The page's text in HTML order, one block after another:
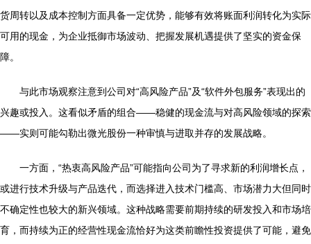
货周转以及成本控制方面具备一定优势，能够有效将账面利润转化为实际
可用的现金，为企业抵御市场波动、把握发展机遇提供了坚实的资金保
障。
与此市场观察注意到公司对“高风险产品”及“软件外包服务”表现出的
兴趣或投入。这看似矛盾的组合——稳健的现金流与对高风险领域的探索
——实则可能勾勒出微光股份一种审慎与进取并存的发展战略。
一方面，“热衷高风险产品”可能指向公司为了寻求新的利润增长点，
或进行技术升级与产品迭代，而选择进入技术门槛高、市场潜力大但同时
不确定性也较大的新兴领域。这种战略需要前期持续的研发投入和市场培
育，而持续为正的经营性现金流恰好为这类前瞻性投资提供了可能，避免